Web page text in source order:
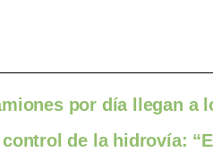
por día llegan a
de la hidrovía: